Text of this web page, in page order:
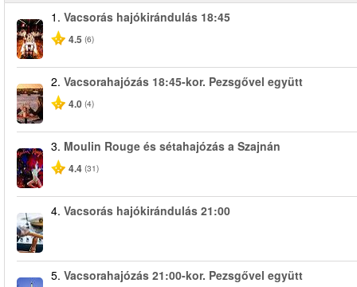
1. Vacsorás hajókirándulás 18:45
4.5 (6)
2. Vacsorahajózás 18:45-kor. Pezsgővel együtt
4.0 (4)
3. Moulin Rouge és sétahajózás a Szajnán
4.4 (31)
4. Vacsorás hajókirándulás 21:00
5. Vacsorahajózás 21:00-kor. Pezsgővel együtt